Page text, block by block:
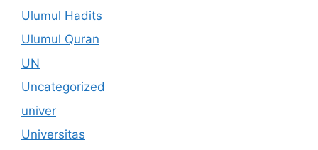
Ulumul Hadits
Ulumul Quran
UN
Uncategorized
univer
Universitas